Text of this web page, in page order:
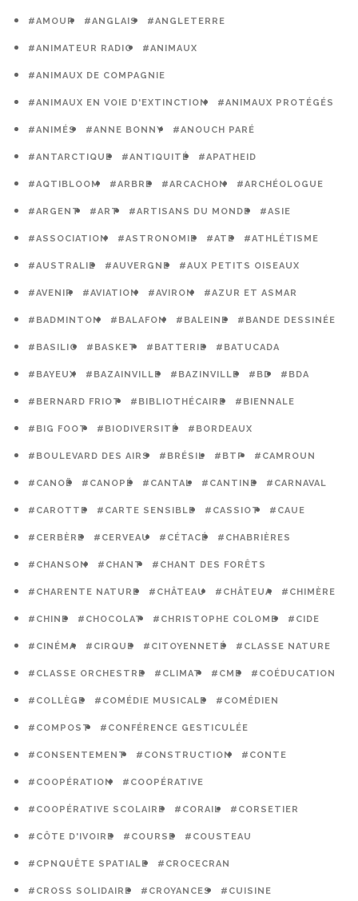
#AMOUR #ANGLAIS #ANGLETERRE
#ANIMATEUR RADIO #ANIMAUX
#ANIMAUX DE COMPAGNIE
#ANIMAUX EN VOIE D'EXTINCTION #ANIMAUX PROTÉGÉS
#ANIMÉS #ANNE BONNY #ANOUCH PARÉ
#ANTARCTIQUE #ANTIQUITÉ #APATHEID
#AQTIBLOOM #ARBRE #ARCACHON #ARCHÉOLOGUE
#ARGENT #ART #ARTISANS DU MONDE #ASIE
#ASSOCIATION #ASTRONOMIE #ATE #ATHLÉTISME
#AUSTRALIE #AUVERGNE #AUX PETITS OISEAUX
#AVENIR #AVIATION #AVIRON #AZUR ET ASMAR
#BADMINTON #BALAFON #BALEINE #BANDE DESSINÉE
#BASILIC #BASKET #BATTERIE #BATUCADA
#BAYEUX #BAZAINVILLE #BAZINVILLE #BD #BDA
#BERNARD FRIOT #BIBLIOTHÉCAIRE #BIENNALE
#BIG FOOT #BIODIVERSITÉ #BORDEAUX
#BOULEVARD DES AIRS #BRÉSIL #BTP #CAMROUN
#CANOË #CANOPÉ #CANTAL #CANTINE #CARNAVAL
#CAROTTE #CARTE SENSIBLE #CASSIOT #CAUE
#CERBÈRE #CERVEAU #CÉTACÉ #CHABRIÈRES
#CHANSON #CHANT #CHANT DES FORÊTS
#CHARENTE NATURE #CHÂTEAU #CHÂTEUA #CHIMÈRE
#CHINE #CHOCOLAT #CHRISTOPHE COLOMB #CIDE
#CINÉMA #CIRQUE #CITOYENNETÉ #CLASSE NATURE
#CLASSE ORCHESTRE #CLIMAT #CME #COÉDUCATION
#COLLÈGE #COMÉDIE MUSICALE #COMÉDIEN
#COMPOST #CONFÉRENCE GESTICULÉE
#CONSENTEMENT #CONSTRUCTION #CONTE
#COOPÉRATION #COOPÉRATIVE
#COOPÉRATIVE SCOLAIRE #CORAIL #CORSETIER
#CÔTE D'IVOIRE #COURSE #COUSTEAU
#CPNQUÊTE SPATIALE #CROCECRAN
#CROSS SOLIDAIRE #CROYANCES #CUISINE